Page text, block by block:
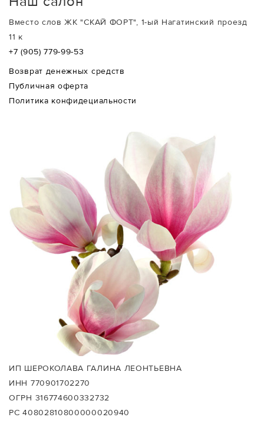
Вместо слов ЖК "СКАЙ ФОРТ", 1-ый Нагатинский проезд
11 к
+7 (905) 779-99-53
Возврат денежных средств
Публичная оферта
Политика конфидециальности
ИП ШЕРОКОЛАВА ГАЛИНА ЛЕОНТЬЕВНА
ИНН 770901702270
ОГРН 316774600332732
РС 40802810800000020940